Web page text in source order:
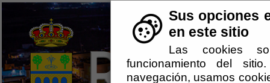
Sus opciones
en este sitio
Las cookies
funcionamiento del
navegación, usamos